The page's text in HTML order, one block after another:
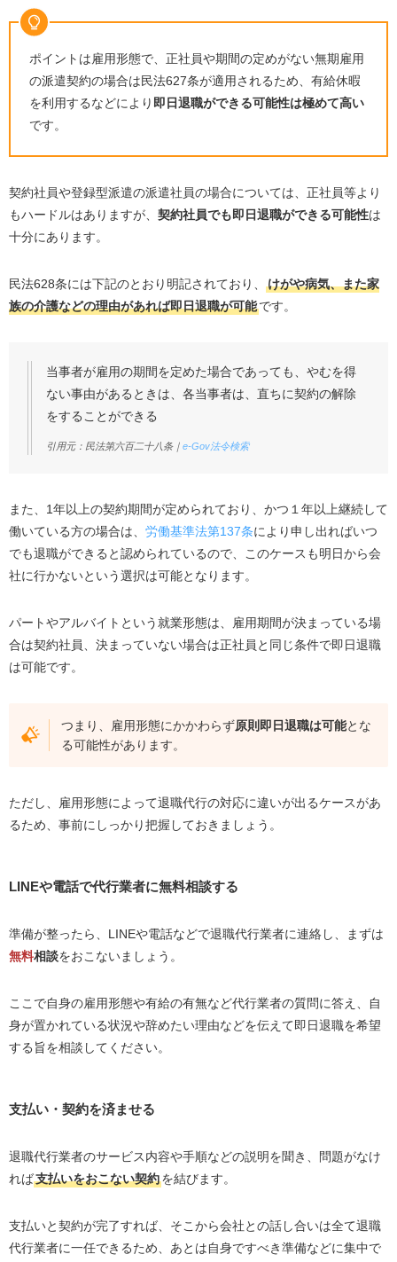
ポイントは雇用形態で、正社員や期間の定めがない無期雇用
の派遣契約の場合は民法627条が適用されるため、有給休暇
を利用するなどにより 即日退職ができる可能性は極めて高い
です。
契約社員や登録型派遣の派遣社員の場合については、正社員等より
もハードルはありますが、 契約社員でも即日退職ができる可能性は
十分にあります。
民法628条には下記のとおり明記されており、
けがや病気、また家
族の介護などの理由があれば即日退職が可能です。
当事者が雇用の期間を定めた場合であっても、やむを得
ない事由があるときは、各当事者は、直ちに契約の解除
をすることができる
引用元：民法第六百二十八条｜ e-Gov法令検索
また、1年以上の契約期間が定められており、かつ１年以上継続して
働いている方の場合は、 労働基準法第137条により申し出ればいつ
でも退職ができると認められているので、このケースも明日から会
社に行かないという選択は可能となります。
パートやアルバイトという就業形態は、雇用期間が決まっている場
合は契約社員、決まっていない場合は正社員と同じ条件で即日退職
は可能です。
つまり、雇用形態にかかわらず原則即日退職は可能とな
る可能性があります。
ただし、雇用形態によって退職代行の対応に違いが出るケースがあ
るため、事前にしっかり把握しておきましょう。
LINEや電話で代行業者に無料相談する
準備が整ったら、LINEや電話などで退職代行業者に連絡し、まずは
無料相談をおこないましょう。
ここで自身の雇用形態や有給の有無など代行業者の質問に答え、自
身が置かれている状況や辞めたい理由などを伝えて即日退職を希望
する旨を相談してください。
支払い・契約を済ませる
退職代行業者のサービス内容や手順などの説明を聞き、問題がなけ
れば支払いをおこない契約を結びます。
支払いと契約が完了すれば、そこから会社との話し合いは全て退職
代行業者に一任できるため、あとは自身ですべき準備などに集中で